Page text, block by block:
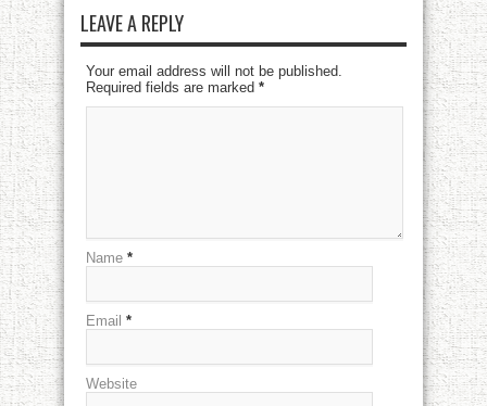
LEAVE A REPLY
Your email address will not be published.
Required fields are marked *
Name *
Email *
Website